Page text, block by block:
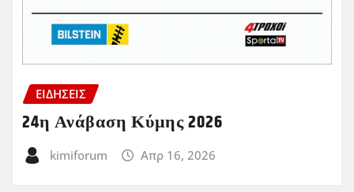
ΕΙΔΗΣΕΙΣ
24η Ανάβαση Κύμης 2026
kimiforum Απρ 16, 2026